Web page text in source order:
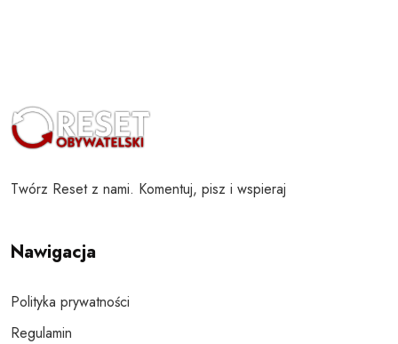
Twórz Reset z nami. Komentuj, pisz i wspieraj
Nawigacja
Polityka prywatności
Regulamin